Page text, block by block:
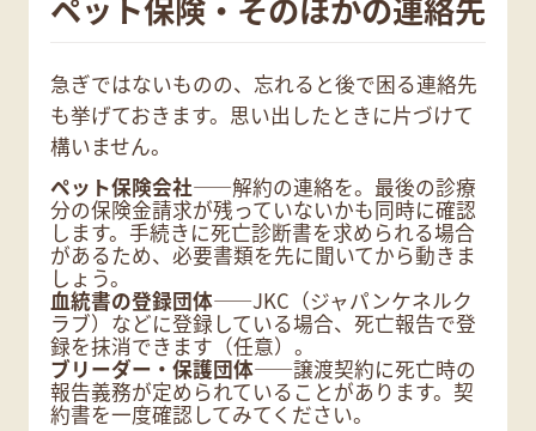
ペット保険・そのほかの連絡先
急ぎではないものの、忘れると後で困る連絡先
も挙げておきます。思い出したときに片づけて
構いません。
ペット保険会社――解約の連絡を。最後の診療
分の保険金請求が残っていないかも同時に確認
します。手続きに死亡診断書を求められる場合
があるため、必要書類を先に聞いてから動きま
しょう。
血統書の登録団体――JKC（ジャパンケネルク
ラブ）などに登録している場合、死亡報告で登
録を抹消できます（任意）。
ブリーダー・保護団体――譲渡契約に死亡時の
報告義務が定められていることがあります。契
約書を一度確認してみてください。